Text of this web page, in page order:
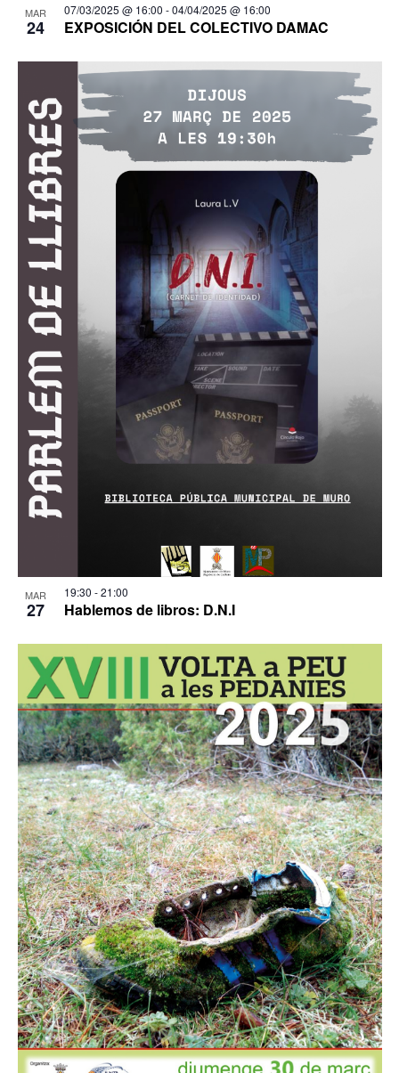
MAR
24 EXPOSICIÓN DEL COLECTIVO DAMAC
07/03/2025 @ 16:00 -04/04/2025 @ 16:00
MAR
27 Hablemos de libros: D.N.I
19:30 -21:00